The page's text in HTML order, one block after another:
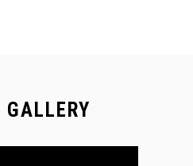
GALLERY